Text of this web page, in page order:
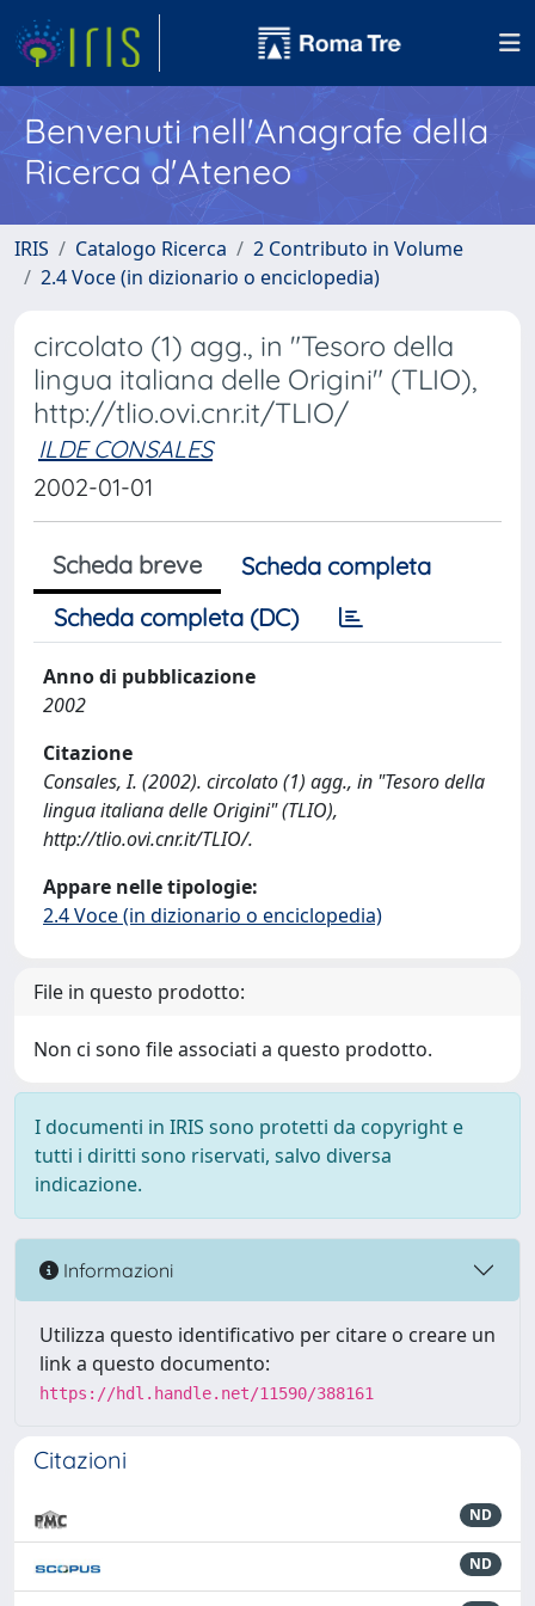
Benvenuti nell'Anagrafe della
Ricerca d'Ateneo
IRIS Catalogo Ricerca
2 Contributo in Volume
2.4 Voce (in dizionario o enciclopedia)
circolato (1) agg., in "Tesoro della
lingua italiana delle Origini" (TLIO),
http://tlio.ovi.cnr.it/TLIO/
ILDE CONSALES
2002-01-01
Scheda breve
Scheda completa
Scheda completa (DC)
Anno di pubblicazione
2002
Citazione
Consales, I. (2002). circolato (1) agg., in "Tesoro della
lingua italiana delle Origini" (TLIO),
http://tlio.ovi.cnr.it/TLIO/.
Appare nelle tipologie:
2.4 Voce (in dizionario o enciclopedia)
File in questo prodotto:
Non ci sono file associati a questo prodotto.
I documenti in IRIS sono protetti da copyright e
tutti i diritti sono riservati, salvo diversa
indicazione.
Informazioni
Utilizza questo identificativo per citare o creare un
link a questo documento:
https://hdl.handle.net/11590/388161
Citazioni
ND
ND